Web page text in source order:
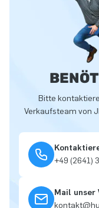
Bitte
Verkaufsteam von
+49 (2641)
Mail unser